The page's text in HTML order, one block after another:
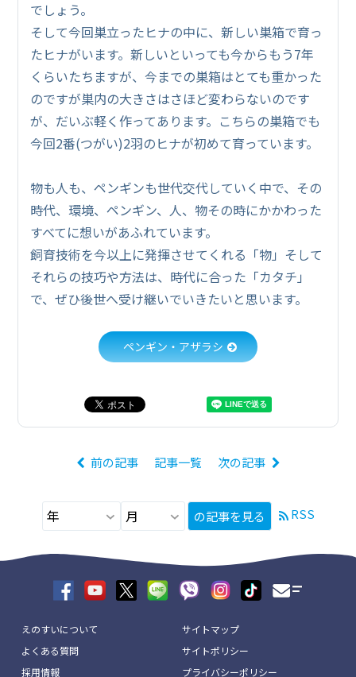
でしょう。
そして今回巣立ったヒナの中に、新しい巣箱で育っ
たヒナがいます。新しいといっても今からもう7年
くらいたちますが、今までの巣箱はとても重かった
のですが巣内の大きさはさほど変わらないのです
が、だいぶ軽く作ってあります。こちらの巣箱でも
今回2番(つがい)2羽のヒナが初めて育っています。
物も人も、ペンギンも世代交代していく中で、その
時代、環境、ペンギン、人、物その時にかかわった
すべてに想いがあふれています。
飼育技術を今以上に発揮させてくれる「物」そして
それらの技巧や方法は、時代に合った「カタチ」
で、ぜひ後世へ受け継いでいきたいと思います。
ペンギン・アザラシ
前の記事 記事一覧 次の記事
の記事を見る RSS
えのすいについて
よくある質問
採用情報
サイトマップ
サイトポリシー
プライバシーポリシー